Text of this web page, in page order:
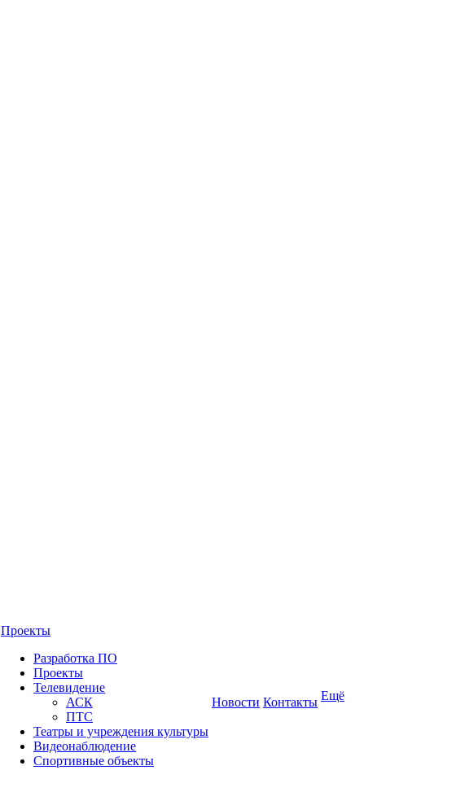
Проекты
Разработка ПО
Проекты
Телевидение
АСК
ПТС
Театры и учреждения культуры
Видеонаблюдение
Спортивные объекты
Новости Контакты Ещё